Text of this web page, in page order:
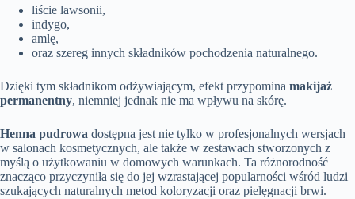
liście lawsonii,
indygo,
amlę,
oraz szereg innych składników pochodzenia naturalnego.
Dzięki tym składnikom odżywiającym, efekt przypomina makijaż
permanentny, niemniej jednak nie ma wpływu na skórę.
Henna pudrowa dostępna jest nie tylko w profesjonalnych wersjach
w salonach kosmetycznych, ale także w zestawach stworzonych z
myślą o użytkowaniu w domowych warunkach. Ta różnorodność
znacząco przyczyniła się do jej wzrastającej popularności wśród ludzi
szukających naturalnych metod koloryzacji oraz pielęgnacji brwi.